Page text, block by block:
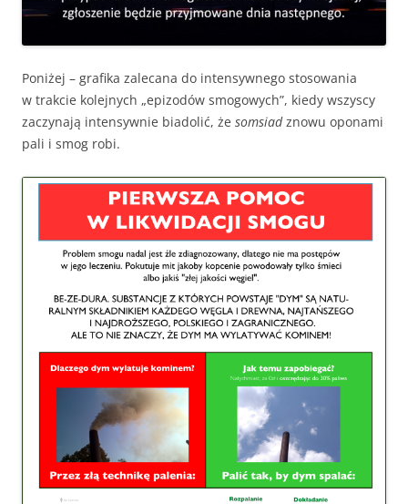
Poniżej – grafika zalecana do intensywnego stosowania
w trakcie kolejnych „epizodów smogowych”, kiedy wszyscy
zaczynają intensywnie biadolić, że somsiadznowu oponami
pali i smog robi.